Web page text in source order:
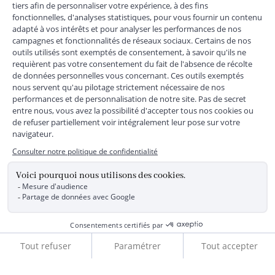
MENTIONS LÉGALES|CGU|CGV|COOKIES|
DONNÉES PERSONNELLES
*
Livraison express gratuite en point relais dès 59 € et à domicile dès 150
€ vers la France Métropolitaine
Les données collectées par la société JACADI, responsable
du traitement, sont nécessaires à l'envoi de newsletters, à la
création de compte, pour le traitement, le suivi et la livraison
de votre commande, ainsi que pour le suivi de votre
adhésion au programme fidélité. Conformément au
protection des données personnelles, vous bénéficiez d'un
droit d'accès, d'édiction des directives anticipées, de
rectification, d'opposition, d'effacement, de portabilité ou de
Vous pouvez exercer vos droits en écrivant à JACADI –
Service Clients – 2/10 Rue Chaptal, 92300 LEVALLOIS-
PERRET, FRANCE ou par email service-clients@jacadi.fr .